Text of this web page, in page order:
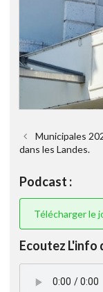
Municipales
dans les Landes.
Podcast :
Télécharger le
Ecoutez L'info